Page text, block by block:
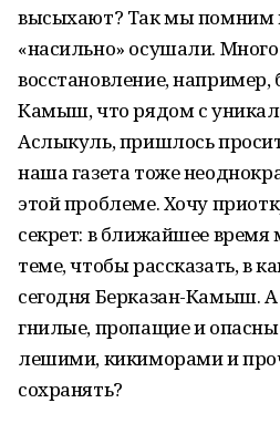
высыхают? Так мы помним
«насильно» осушали.
восстановление, например,
Камыш, что рядом с
Аслыкуль, пришлось
наша газета тоже
этой проблеме. Хочу
секрет: в ближайшее время
теме, чтобы рассказать, в
сегодня Берказан-Камыш.
гнилые, пропащие и
лешими, кикиморами и
сохранять?